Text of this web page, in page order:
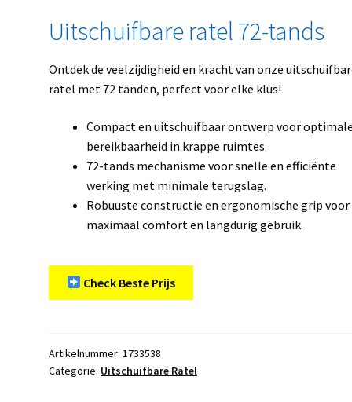
Uitschuifbare ratel 72-tands
Ontdek de veelzijdigheid en kracht van onze
ratel met 72 tanden, perfect voor elke klus!
Compact en uitschuifbaar ontwerp voor optimale
bereikbaarheid in krappe ruimtes.
72-tands mechanisme voor snelle en efficiënte
werking met minimale terugslag.
Robuuste constructie en ergonomische grip voor
maximaal comfort en langdurig gebruik.
Check Beste Prijs
Artikelnummer:1733538
Categorie: Uitschuifbare Ratel